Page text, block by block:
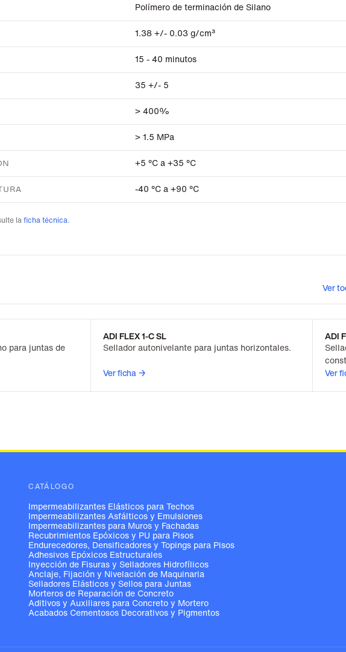
Polímero de terminación de Silano
1.38 +/- 0.03 g/cm³
15 - 40 minutos
35 +/- 5
> 400%
> 1.5 MPa
+5 °C a +35 °C
-40 °C a +90 °C
laficha técnica.
Ver
para juntas de
ADI FLEX 1-C SL
Sellador autonivelante para juntas horizontales.
Ver ficha →
ADI
Ver
CATÁLOGO
Impermeabilizantes Elásticos para Techos
Impermeabilizantes Asfálticos y Emulsiones
Impermeabilizantes para Muros y Fachadas
Recubrimientos Epóxicos y PU para Pisos
Endurecedores, Densificadores y Topings para Pisos
Adhesivos Epóxicos Estructurales
Inyección de Fisuras y Selladores Hidrofílicos
Anclaje, Fijación y Nivelación de Maquinaria
Selladores Elásticos y Sellos para Juntas
Morteros de Reparación de Concreto
Aditivos y Auxiliares para Concreto y Mortero
Acabados Cementosos Decorativos y Pigmentos